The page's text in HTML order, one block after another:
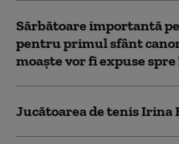
Sărbătoare importantă
pentru primul sfânt
moaște vor fi expuse
Jucătoarea de tenis Irina